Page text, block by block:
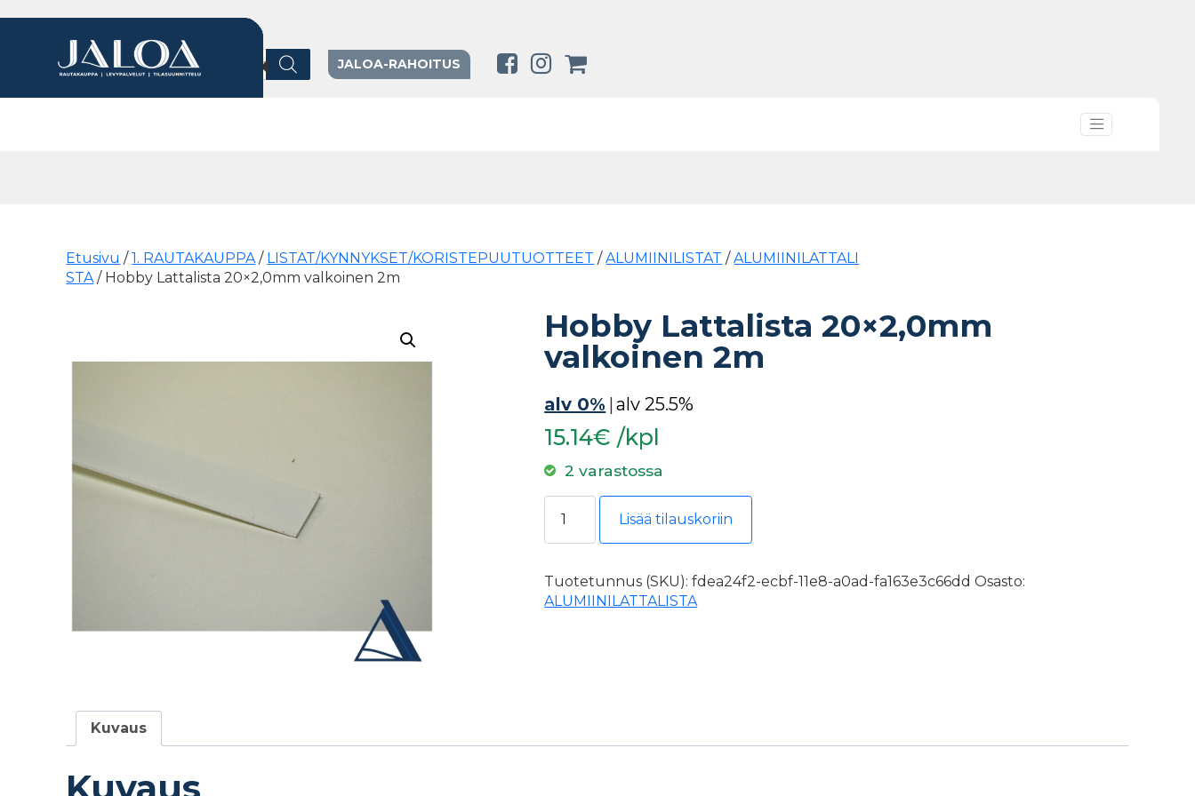
Products search
JALOA-RAHOITUS
Etusivu /1. RAUTAKAUPPA / LISTAT/KYNNYKSET/KORISTEPUUTUOTTEET /ALUMIINILISTAT /ALUMIINILATTALI
STA / Hobby Lattalista 20×2,0mm valkoinen 2m
Hobby Lattalista 20×2,0mm
valkoinen 2m
alv 0% |alv 25.5%
15.14€ /kpl
2 varastossa
Hobby Lattalista 20x2,0mm valkoinen 2m määrä
Lisää tilauskoriin
Tuotetunnus (SKU):fdea24f2-ecbf-11e8-a0ad-fa163e3c66dd Osasto:
ALUMIINILATTALISTA
Kuvaus